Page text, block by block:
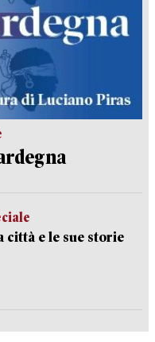
città e le sue storie